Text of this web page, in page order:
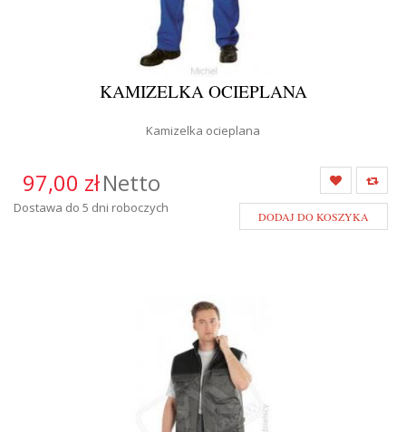
KAMIZELKA OCIEPLANA
Kamizelka ocieplana
97,00 złNetto
Dostawa do 5 dni roboczych
DODAJ DO KOSZYKA